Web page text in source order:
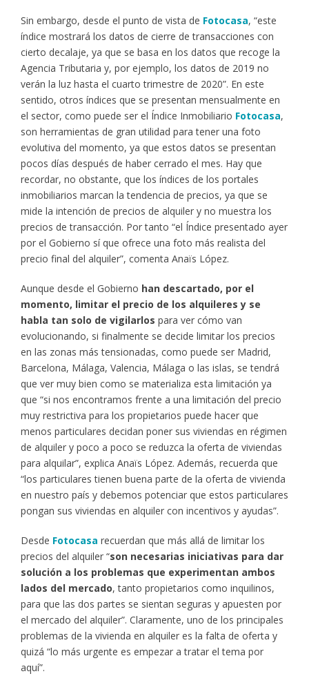
Sin embargo, desde el punto de vista de Fotocasa, “este
índice mostrará los datos de cierre de transacciones con
cierto decalaje, ya que se basa en los datos que recoge la
Agencia Tributaria y, por ejemplo, los datos de 2019 no
verán la luz hasta el cuarto trimestre de 2020”. En este
sentido, otros índices que se presentan mensualmente en
el sector, como puede ser el Índice Inmobiliario Fotocasa,
son herramientas de gran utilidad para tener una foto
evolutiva del momento, ya que estos datos se presentan
pocos días después de haber cerrado el mes. Hay que
recordar, no obstante, que los índices de los portales
inmobiliarios marcan la tendencia de precios, ya que se
mide la intención de precios de alquiler y no muestra los
precios de transacción. Por tanto “el Índice presentado ayer
por el Gobierno sí que ofrece una foto más realista del
precio final del alquiler”, comenta Anaïs López.
Aunque desde el Gobierno han descartado, por el
momento, limitar el precio de los alquileres y se
habla tan solo de vigilarlos para ver cómo van
evolucionando, si finalmente se decide limitar los precios
en las zonas más tensionadas, como puede ser Madrid,
Barcelona, Málaga, Valencia, Málaga o las islas, se tendrá
que ver muy bien como se materializa esta limitación ya
que “si nos encontramos frente a una limitación del precio
muy restrictiva para los propietarios puede hacer que
menos particulares decidan poner sus viviendas en régimen
de alquiler y poco a poco se reduzca la oferta de viviendas
para alquilar”, explica Anaïs López. Además, recuerda que
“los particulares tienen buena parte de la oferta de vivienda
en nuestro país y debemos potenciar que estos particulares
pongan sus viviendas en alquiler con incentivos y ayudas”.
Desde Fotocasa recuerdan que más allá de limitar los
precios del alquiler “son necesarias iniciativas para dar
solución a los problemas que experimentan ambos
lados del mercado, tanto propietarios como inquilinos,
para que las dos partes se sientan seguras y apuesten por
el mercado del alquiler”. Claramente, uno de los principales
problemas de la vivienda en alquiler es la falta de oferta y
quizá “lo más urgente es empezar a tratar el tema por
aquí”.